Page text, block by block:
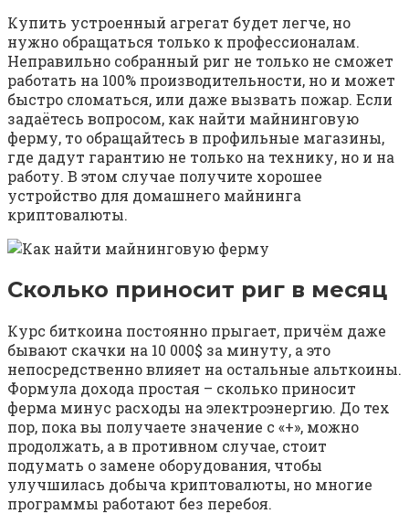
Купить устроенный агрегат будет легче, но
нужно обращаться только к профессионалам.
Неправильно собранный риг не только не сможет
работать на 100% производительности, но и может
быстро сломаться, или даже вызвать пожар. Если
задаётесь вопросом, как найти майнинговую
ферму, то обращайтесь в профильные магазины,
где дадут гарантию не только на технику, но и на
работу. В этом случае получите хорошее
устройство для домашнего майнинга
криптовалюты.
Сколько приносит риг в месяц
Курс биткоина постоянно прыгает, причём даже
бывают скачки на 10 000$ за минуту, а это
непосредственно влияет на остальные альткоины.
Формула дохода простая – сколько приносит
ферма минус расходы на электроэнергию. До тех
пор, пока вы получаете значение с «+», можно
продолжать, а в противном случае, стоит
подумать о замене оборудования, чтобы
улучшилась добыча криптовалюты, но многие
программы работают без перебоя.